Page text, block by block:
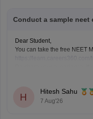
Conduct a sample neet
Dear Student,
You can take the free NEET
H
Hitesh Sahu
7 Aug'26